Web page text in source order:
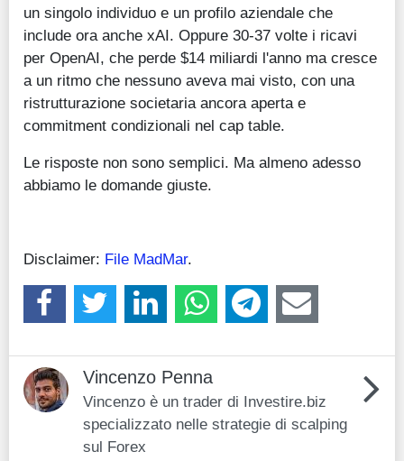
un singolo individuo e un profilo aziendale che
include ora anche xAI. Oppure 30-37 volte i ricavi
per OpenAI, che perde $14 miliardi l'anno ma cresce
a un ritmo che nessuno aveva mai visto, con una
ristrutturazione societaria ancora aperta e
commitment condizionali nel cap table.
Le risposte non sono semplici. Ma almeno adesso
abbiamo le domande giuste.
Disclaimer: File MadMar.
Vincenzo Penna
Vincenzo è un trader di Investire.biz
specializzato nelle strategie di scalping
sul Forex